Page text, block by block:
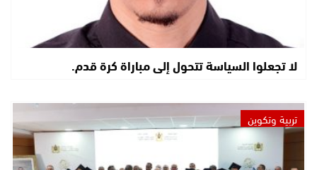
لا تجعلوا السياسة تتحول إلى مباراة كرة قدم.
تربية وتكوين